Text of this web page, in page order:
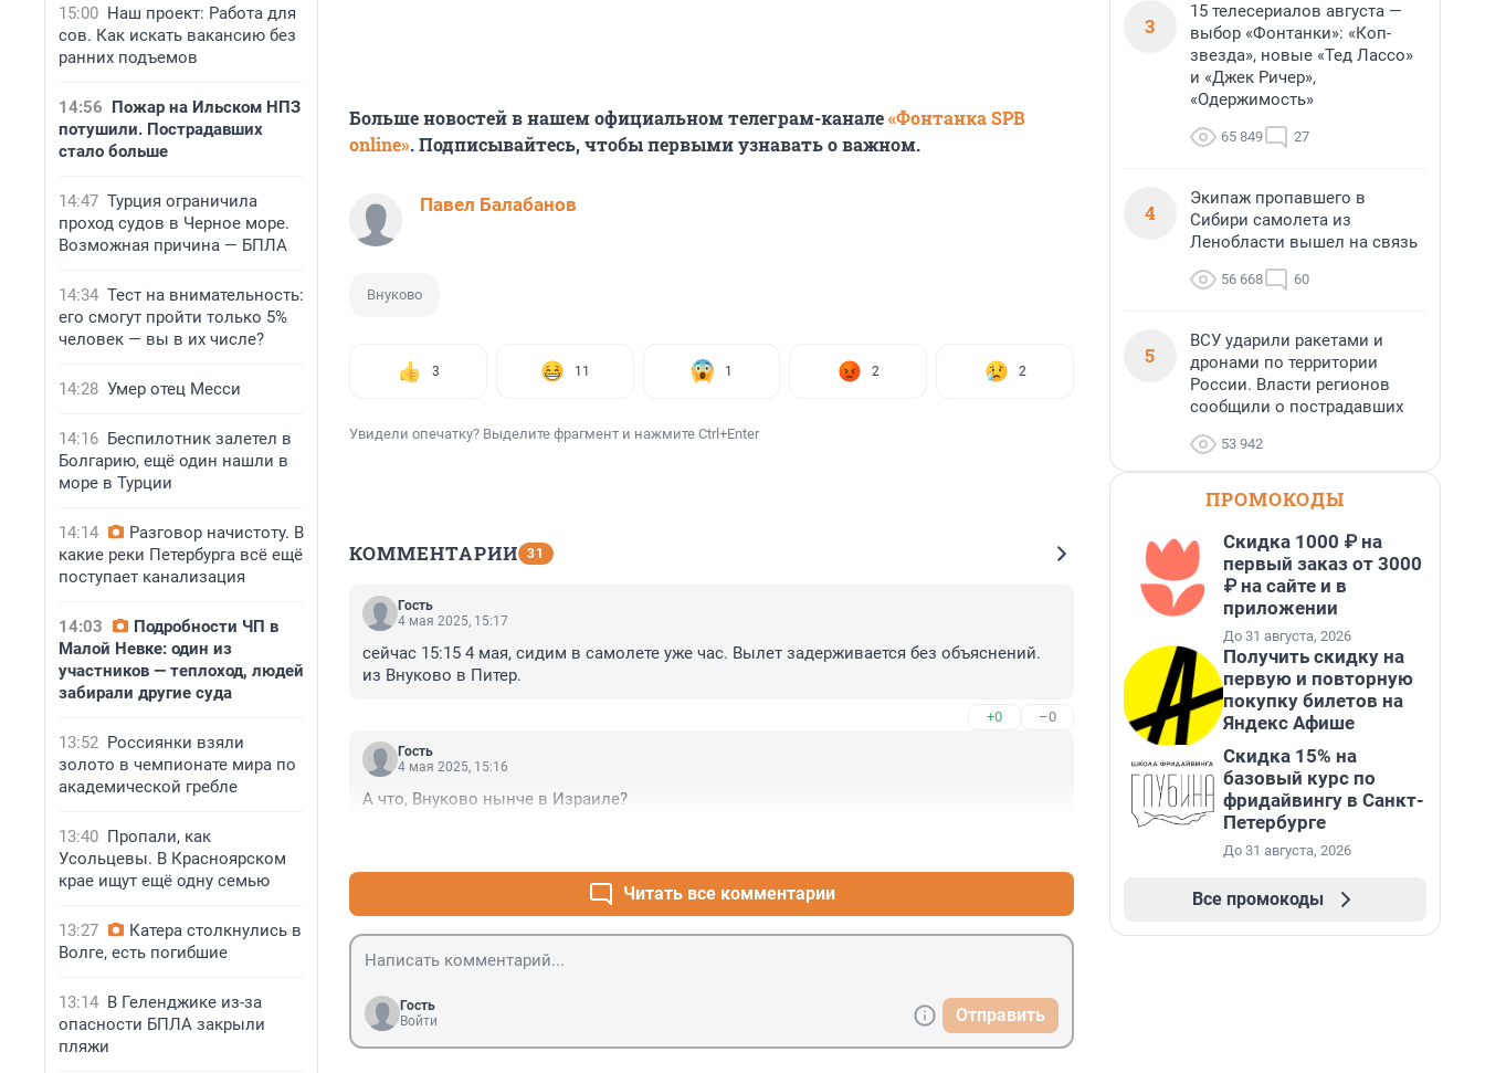
15:00 Наш проект: Работа для
сов. Как искать вакансию без
ранних подъемов
14:56 Пожар на Ильском НПЗ
потушили. Пострадавших
стало больше
14:47 Турция ограничила
проход судов в Черное море.
Возможная причина — БПЛА
14:34 Тест на внимательность:
его смогут пройти только 5%
человек — вы в их числе?
14:28 Умер отец Месси
14:16 Беспилотник залетел в
Болгарию, ещё один нашли в
море в Турции
14:14
Разговор начистоту. В
какие реки Петербурга всё ещё
поступает канализация
14:03
Подробности ЧП в
Малой Невке: один из
участников — теплоход, людей
забирали другие суда
13:52 Россиянки взяли
золото в чемпионате мира по
академической гребле
13:40 Пропали, как
Усольцевы. В Красноярском
крае ищут ещё одну семью
13:27
Катера столкнулись в
Волге, есть погибшие
13:14 В Геленджике из-за
опасности БПЛА закрыли
пляжи
Больше новостей в нашем официальном телеграм-канале«Фонтанка SPB
online». Подписывайтесь, чтобы первыми узнавать о важном.
Павел Балабанов
Внуково
3 11 1 2 2
Увидели опечатку? Выделите фрагмент и нажмите Ctrl+Enter
КОММЕНТАРИИ 31
Гость
4 мая 2025, 15:17
сейчас 15:15 4 мая, сидим в самолете уже час. Вылет задерживается без объяснений.
из Внуково в Питер.
+0 –0
Гость
4 мая 2025, 15:16
А что, Внуково нынче в Израиле?
Читать все комментарии
Гость
Войти
Отправить
3
15 телесериалов августа —
выбор «Фонтанки»: «Коп-
звезда», новые «Тед Лассо»
и «Джек Ричер»,
«Одержимость»
65 849 27
4
Экипаж пропавшего в
Сибири самолета из
Ленобласти вышел на связь
56 668 60
5
ВСУ ударили ракетами и
дронами по территории
России. Власти регионов
сообщили о пострадавших
53 942
ПРОМОКОДЫ
Скидка 1000 ₽ на
первый заказ от 3000
₽ на сайте и в
приложении
До 31 августа, 2026
Получить скидку на
первую и повторную
покупку билетов на
Яндекс Афише
Скидка 15% на
базовый курс по
фридайвингу в Санкт-
Петербурге
До 31 августа, 2026
Все промокоды